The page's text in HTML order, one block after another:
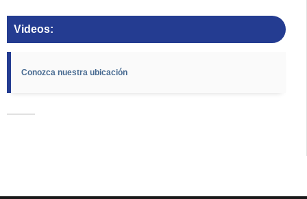
Videos:
Conozca nuestra ubicación